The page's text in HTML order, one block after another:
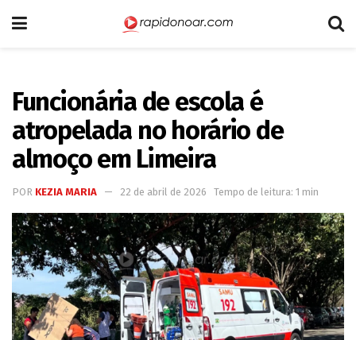
Funcionária de escola é
atropelada no horário de
almoço em Limeira
POR KEZIA MARIA 22 de abril de 2026 Tempo de leitura: 1 min